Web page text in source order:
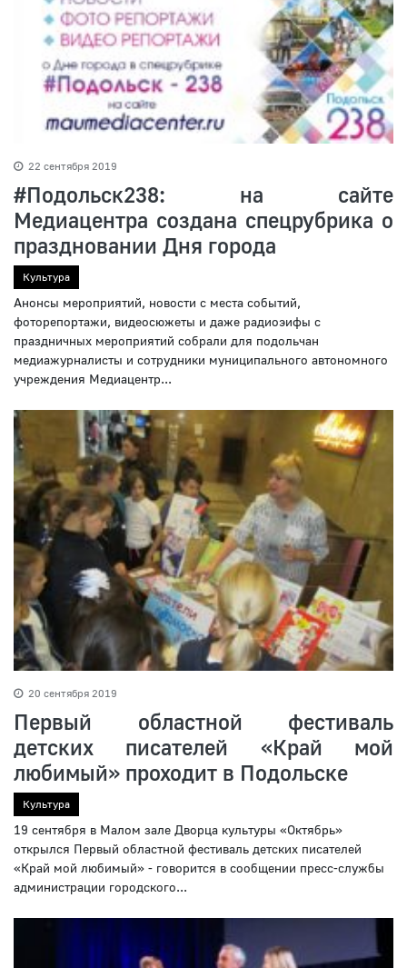
22 сентября 2019
#Подольск238: на сайте
Медиацентра создана спецрубрика о
праздновании Дня города
Культура
Анонсы мероприятий, новости с места событий,
фоторепортажи, видеосюжеты и даже радиоэифы с
праздничных мероприятий собрали для подольчан
медиажурналисты и сотрудники муниципального автономного
учреждения Медиацентр...
20 сентября 2019
Первый областной фестиваль
детских писателей «Край мой
любимый» проходит в Подольске
Культура
19 сентября в Малом зале Дворца культуры «Октябрь»
открылся Первый областной фестиваль детских писателей
«Край мой любимый» - говорится в сообщении пресс-службы
администрации городского...